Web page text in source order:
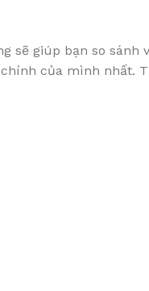
sẽ giúp bạn so
của mình nhất.